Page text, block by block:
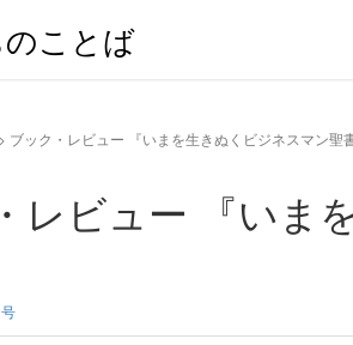
ことば
> ブック・レビュー 『いまを生きぬくビジネスマン聖
レビュー 『いま